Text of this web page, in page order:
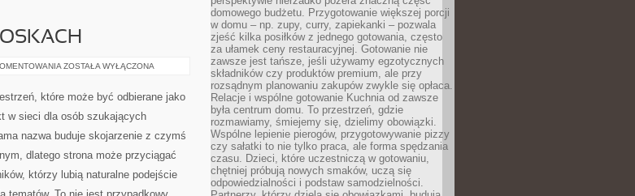
PODRÓŻE
WIOSKACH
ZOSTAŁA WYŁĄCZONA
które może być odbierane jako
w sieci dla osób szukających
nazwa buduje skojarzenie z czymś
dlatego strona może przyciągać
którzy lubią naturalne podejście
domowego budżetu. Przygotowanie większej porcji
w domu – np. zupy, curry, zapiekanki – pozwala
zjeść kilka posiłków z jednego gotowania, często
za ułamek ceny restauracyjnej. Gotowanie nie
zawsze jest tańsze, jeśli używamy egzotycznych
składników czy produktów premium, ale przy
rozsądnym planowaniu zakupów zwykle się opłaca.
Relacje i wspólne gotowanie Kuchnia od zawsze
była centrum domu. To przestrzeń, gdzie
rozmawiamy, śmiejemy się, dzielimy obowiązki.
Wspólne lepienie pierogów, przygotowywanie pizzy
czy sałatki to nie tylko praca, ale forma spędzania
czasu. Dzieci, które uczestniczą w gotowaniu,
chętniej próbują nowych smaków, uczą się
odpowiedzialności i podstaw samodzielności.